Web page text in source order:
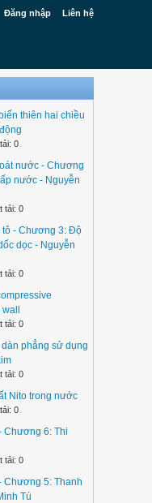
Đăng nhập Liên hệ
thiên hai chiều
0
nước - Chương
nước - Nguyễn
tải: 0
tô - Chương 3: Độ
dọc - Nguyễn
tải: 0
tải: 0
phẳng sử dụng
tải: 0
Nito trong nước
0
Chương 6: Thi
tải: 0
Chương 5: Thanh
Tú